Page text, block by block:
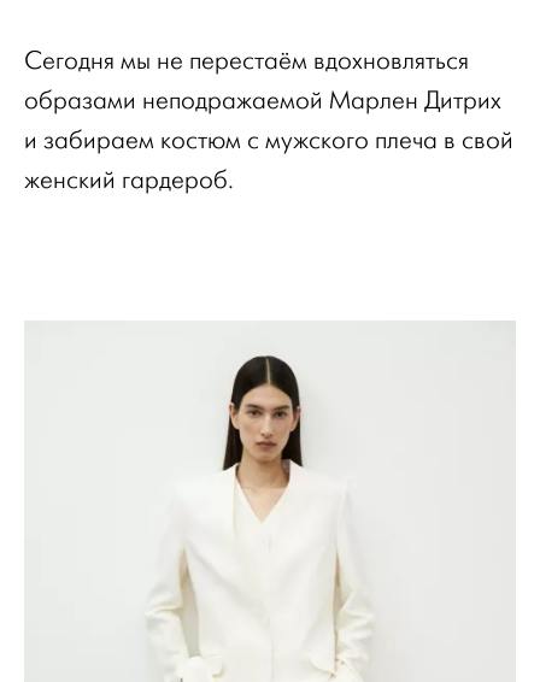
Сегодня мы не перестаём вдохновляться
образами неподражаемой Марлен Дитрих
и забираем костюм с мужского плеча в свой
женский гардероб.